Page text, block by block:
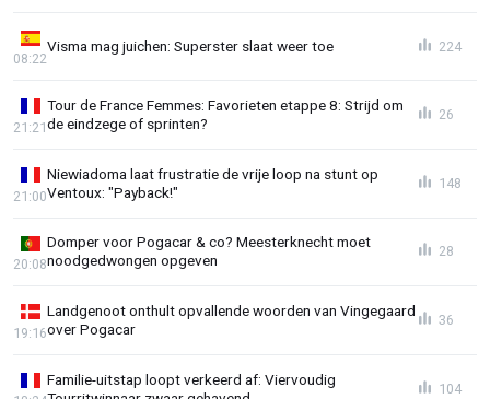
Visma mag juichen: Superster slaat weer toe
08:22
224
Tour de France Femmes: Favorieten etappe 8: Strijd om
de eindzege of sprinten?
21:21
26
Niewiadoma laat frustratie de vrije loop na stunt op
Ventoux: "Payback!"
21:00
148
Domper voor Pogacar & co? Meesterknecht moet
noodgedwongen opgeven
20:08
28
Landgenoot onthult opvallende woorden van Vingegaard
over Pogacar
19:16
36
Familie-uitstap loopt verkeerd af: Viervoudig
104